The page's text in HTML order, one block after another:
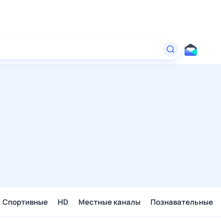
Спортивные HD Местные каналы Познавательные